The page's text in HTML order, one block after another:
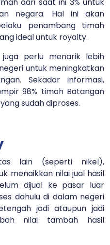
dari saat ini 3% untuk
negara. Hal ini akan
penambang timah
ideal untuk royalty.
perlu menarik lebih
untuk meningkatkan
Sekadar informasi,
98% timah Batangan
sudah diproses.
lain (seperti nikel),
menaikkan nilai jual hasil
dijual ke pasar luar
dahulu di dalam negeri
jadi ataupun jadi
nilai tambah hasil